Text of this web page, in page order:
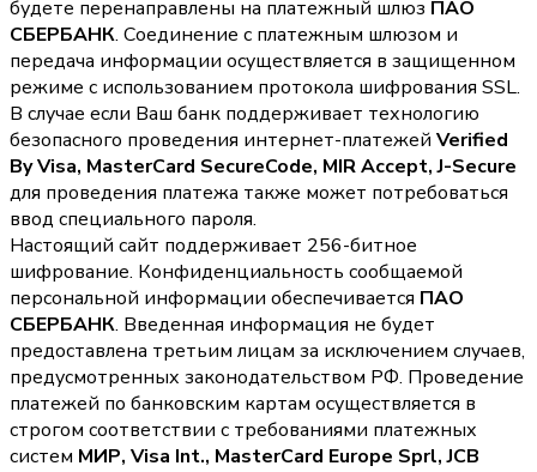
будете перенаправлены на платежный шлюз ПАО
СБЕРБАНК. Соединение с платежным шлюзом и
передача информации осуществляется в защищенном
режиме с использованием протокола шифрования SSL.
В случае если Ваш банк поддерживает технологию
безопасного проведения интернет-платежей Verified
By Visa, MasterCard SecureCode, MIR Accept, J-Secure
для проведения платежа также может потребоваться
ввод специального пароля.
Настоящий сайт поддерживает 256-битное
шифрование. Конфиденциальность сообщаемой
персональной информации обеспечивается ПАО
СБЕРБАНК. Введенная информация не будет
предоставлена третьим лицам за исключением случаев,
предусмотренных законодательством РФ. Проведение
платежей по банковским картам осуществляется в
строгом соответствии с требованиями платежных
систем МИР, Visa Int., MasterCard Europe Sprl, JCB